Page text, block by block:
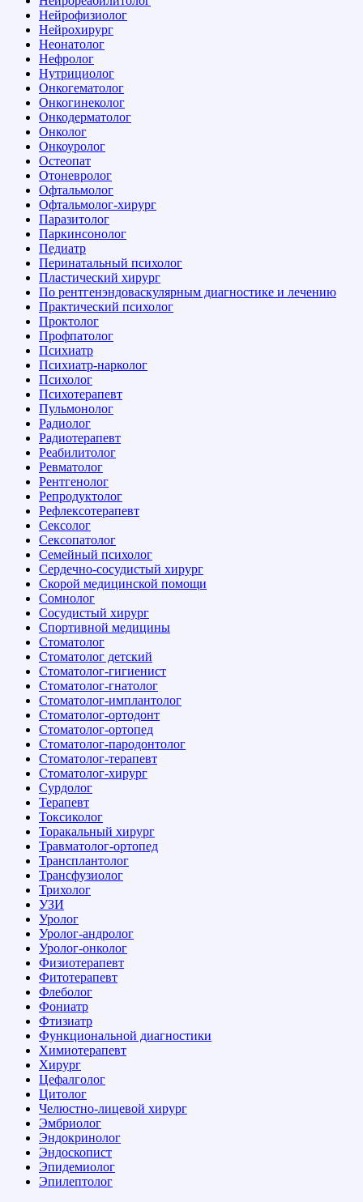
Нейрофизиолог
Нейрохирург
Неонатолог
Нефролог
Нутрициолог
Онкогематолог
Онкогинеколог
Онкодерматолог
Онколог
Онкоуролог
Остеопат
Отоневролог
Офтальмолог
Офтальмолог-хирург
Паразитолог
Паркинсонолог
Педиатр
Перинатальный психолог
Пластический хирург
По рентгенэндоваскулярным диагностике и лечению
Практический психолог
Проктолог
Профпатолог
Психиатр
Психиатр-нарколог
Психолог
Психотерапевт
Пульмонолог
Радиолог
Радиотерапевт
Реабилитолог
Ревматолог
Рентгенолог
Репродуктолог
Рефлексотерапевт
Сексолог
Сексопатолог
Семейный психолог
Сердечно-сосудистый хирург
Скорой медицинской помощи
Сомнолог
Сосудистый хирург
Спортивной медицины
Стоматолог
Стоматолог детский
Стоматолог-гигиенист
Стоматолог-гнатолог
Стоматолог-имплантолог
Стоматолог-ортодонт
Стоматолог-ортопед
Стоматолог-пародонтолог
Стоматолог-терапевт
Стоматолог-хирург
Сурдолог
Терапевт
Токсиколог
Торакальный хирург
Травматолог-ортопед
Трансплантолог
Трансфузиолог
Трихолог
УЗИ
Уролог
Уролог-андролог
Уролог-онколог
Физиотерапевт
Фитотерапевт
Флеболог
Фониатр
Фтизиатр
Функциональной диагностики
Химиотерапевт
Хирург
Цефалголог
Цитолог
Челюстно-лицевой хирург
Эмбриолог
Эндокринолог
Эндоскопист
Эпидемиолог
Эпилептолог